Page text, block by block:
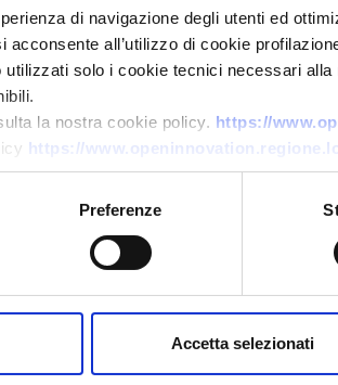
di navigazione degli utenti ed
acconsente all’utilizzo di cookie
utilizzati solo i cookie tecnici necessari
la nostra cookie policy. https://
https://
Preferenze
Accetta selezionati
living & culture
matters
VISIT THE COMMUNITY
e ingredienti per le
società del futuro
The